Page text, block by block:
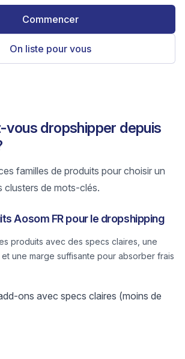
Commencer
On liste pour vous
vous dropshipper depuis
familles de produits pour choisir un
clusters de mots-clés.
Aosom FR pour le dropshipping
produits avec des specs claires, une
une marge suffisante pour absorber frais
ons avec specs claires (moins de